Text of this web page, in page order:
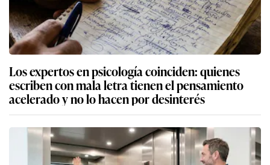
Los expertos en psicología coinciden: quienes
escriben con mala letra tienen el pensamiento
acelerado y no lo hacen por desinterés